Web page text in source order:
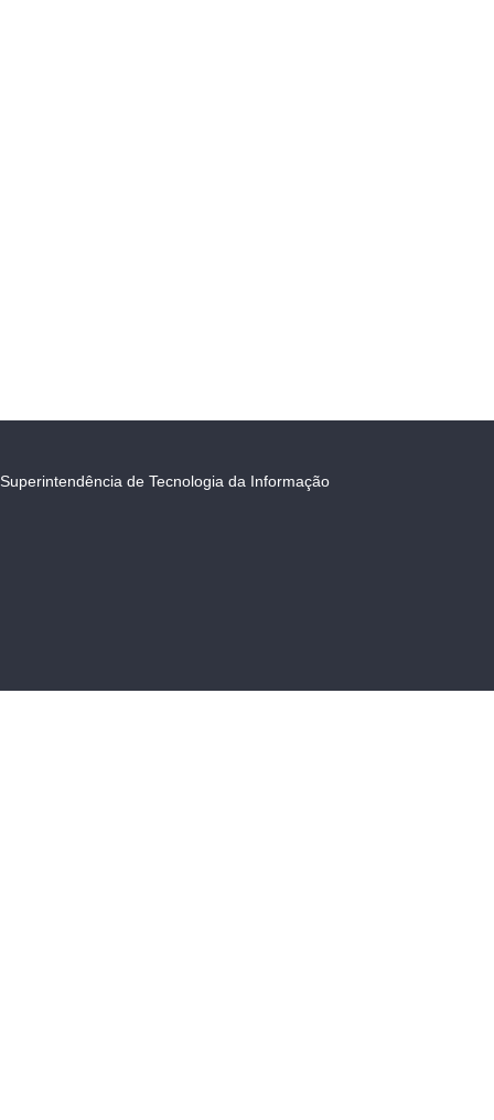
Superintendência de Tecnologia da Informação